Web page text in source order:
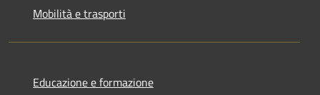
Mobilità e trasporti
Educazione e formazione